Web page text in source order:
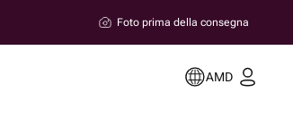
Foto prima della consegna
AMD